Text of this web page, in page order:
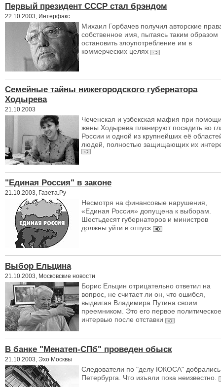
Первый президент СССР стал брэндом
22.10.2003, Интерфакс
Михаил Горбачев получил авторские
собственное имя, пытаясь таким образом
остановить злоупотребление им в
коммерческих целях
Семейные тайны нижегородского губернатора
Ходырева
21.10.2003
Чеченская и узбекская мафия при
жены Ходырева планируют посадить во
России и одной из крупнейших её
людей, полностью защищающих их
"Единая Россия" в законе
21.10.2003, Газета.Ру
Несмотря на финансовые нарушения,
«Единая Россия» допущена к выборам.
Шестьдесят губернаторов и министров
должны уйти в отпуск
Выбор Ельцина
21.10.2003, Московские новости
Борис Ельцин отрицательно ответил на
вопрос, не считает ли он, что ошибся,
выдвигая Владимира Путина своим
преемником. Это его первое политическое
интервью после отставки
В банке "Менатеп-СПб" проведен обыск
21.10.2003, Эхо Москвы
Следователи по "делу ЮКОСА"
Петербурга. Что изъяли пока неизвестно.